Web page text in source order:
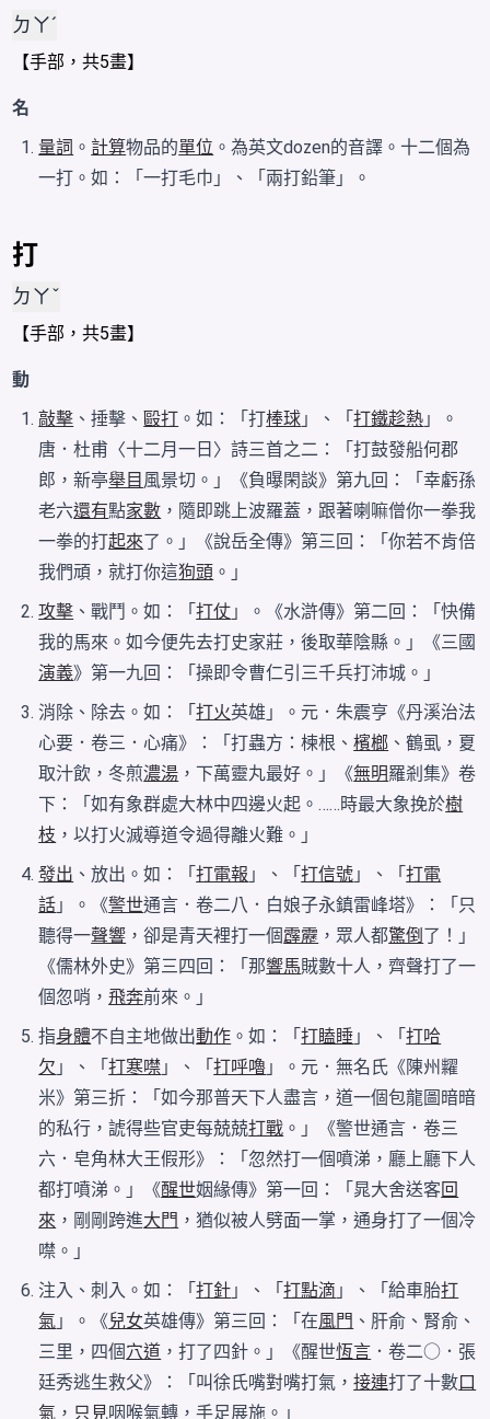
ㄉㄚˊ
【手部，共5畫】
名
量詞 。 計算物品的單位 。為英文dozen的音譯。十二個為
一打。如：「一打毛巾」、「兩打鉛筆」。
打
ㄉㄚˇ
【手部，共5畫】
動
敲擊 、捶擊、毆打 。如：「打棒球 」、「打鐵趁熱 」。
唐．杜甫〈十二月一日〉詩三首之二：「打鼓發船何郡
郎，新亭舉目 風景切。」《負曝閑談》第九回：「幸虧孫
老六還有點家數 ，隨即跳上波羅蓋，跟著喇嘛僧你一拳我
一拳的打起來了。」《說岳全傳》第三回：「你若不肯倍
我們頑，就打你這狗頭 。」
攻擊 、戰鬥。如：「打仗 」。《水滸傳》第二回：「快備
我的馬來。如今便先去打史家莊，後取華陰縣。」《三國
演義》第一九回：「操即令曹仁引三千兵打沛城。」
消除、除去。如：「打火英雄」。元．朱震亨《丹溪治法
心要．卷三．心痛》：「打蟲方：楝根、檳榔 、鶴虱，夏
取汁飲，冬煎濃湯 ，下萬靈丸最好。」《無明羅剎集》卷
下：「如有象群處大林中四邊火起。……時最大象挽於樹
枝 ，以打火滅導道令過得離火難。」
發出 、放出。如：「打電報 」、「打信號 」、「打電
話 」。《警世通言．卷二八．白娘子永鎮雷峰塔》：「只
聽得一聲響 ，卻是青天裡打一個霹靂 ，眾人都驚倒 了！」
《儒林外史》第三四回：「那響馬賊數十人，齊聲打了一
個忽哨，飛奔前來。」
指身體不自主地做出動作 。如：「打瞌睡 」、「打哈
欠 」、「打寒噤 」、「打呼嚕 」。元．無名氏《陳州糶
米》第三折：「如今那普天下人盡言，道一個包龍圖暗暗
的私行，諕得些官吏每兢兢打戰 。」《警世通言．卷三
六．皂角林大王假形》：「忽然打一個噴涕，廳上廳下人
都打噴涕。」《醒世姻緣傳》第一回：「晁大舍送客回
來 ，剛剛跨進大門 ，猶似被人劈面一掌，通身打了一個冷
噤。」
注入、刺入。如：「打針 」、「打點滴 」、「給車胎打
氣 」。《兒女英雄傳》第三回：「在風門 、肝俞、腎俞、
三里，四個穴道 ，打了四針。」《醒世恆言 ．卷二○．張
廷秀逃生救父》：「叫徐氏嘴對嘴打氣，接連打了十數口
氣 ， 只見咽喉氣轉，手足展施。」